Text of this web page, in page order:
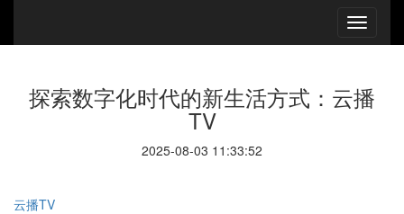
探索数字化时代的新生活方式：云播
TV
2025-08-03 11:33:52
云播TV